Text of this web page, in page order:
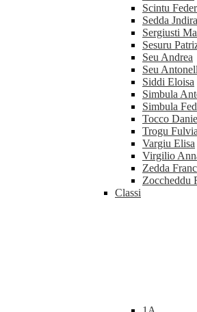
Scintu
Sedda Jndira
Sergiusti
Sesuru
Seu Andrea
Seu
Siddi Eloisa
Simbula
Simbula
Tocco
Trogu Fulvia
Vargiu Elisa
Virgilio
Zedda
Zoccheddu
Classi